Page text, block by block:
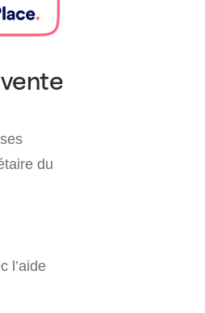
du
l’aide